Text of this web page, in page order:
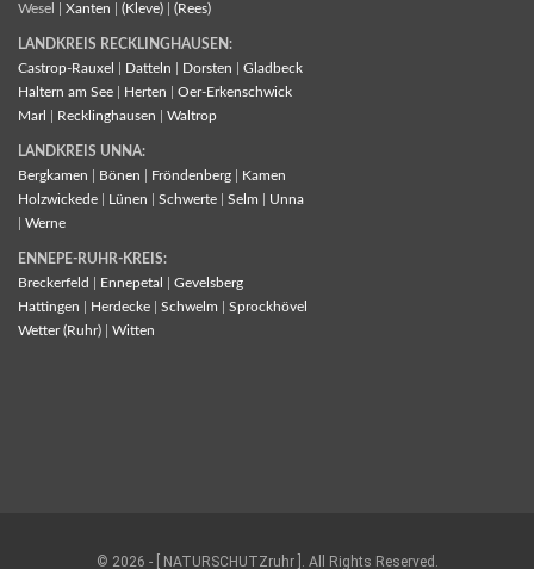
Wesel | Xanten (Kleve) (Rees)
LANDKREIS RECKLINGHAUSEN:
Castrop-Rauxel
Datteln Dorsten
Gladbeck
Haltern am See
Herten
Oer-Erkenschwick
Marl
Recklinghausen Waltrop
LANDKREIS UNNA:
Bergkamen
Bönen Fröndenberg
Kamen
Holzwickede
Lünen Schwerte Selm
Unna
Werne
ENNEPE-RUHR-KREIS:
Breckerfeld
Ennepetal
Gevelsberg
Hattingen
Herdecke Schwelm
Sprockhövel
Wetter (Ruhr)
Witten
© 2026 - [ NATURSCHUTZruhr ]. All Rights Reserved.